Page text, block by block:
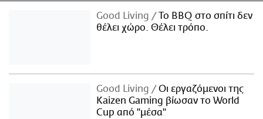
Good Living
Το BBQ στο σπίτι δεν
θέλει χώρο. Θέλει τρόπο.
Good Living
Οι εργαζόμενοι της
Kaizen Gaming βίωσαν το World
Cup από "μέσα"